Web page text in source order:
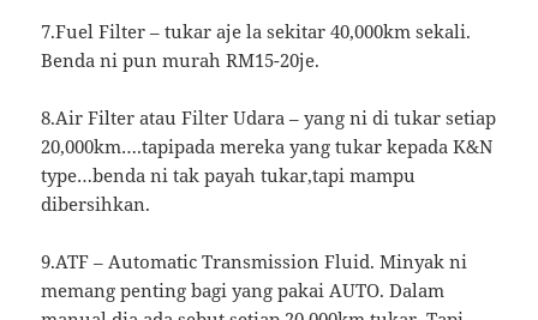
7.Fuel Filter – tukar aje la sekitar 40,000km sekali.
Benda ni pun murah RM15-20je.
8.Air Filter atau Filter Udara – yang ni di tukar setiap
20,000km….tapipada mereka yang tukar kepada K&N
type…benda ni tak payah tukar,tapi mampu
dibersihkan.
9.ATF – Automatic Transmission Fluid. Minyak ni
memang penting bagi yang pakai AUTO. Dalam